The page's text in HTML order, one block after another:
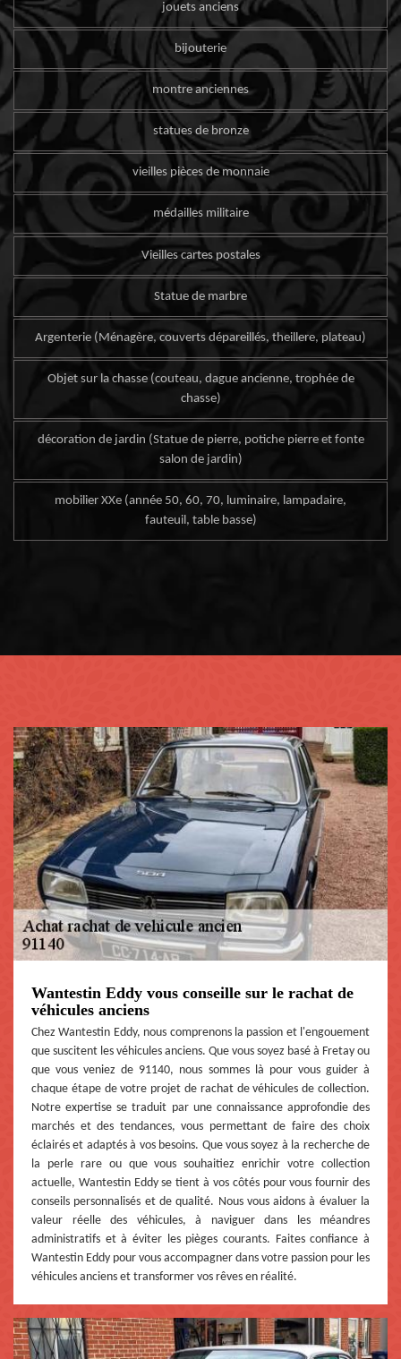
jouets anciens
bijouterie
montre anciennes
statues de bronze
vieilles pièces de monnaie
médailles militaire
Vieilles cartes postales
Statue de marbre
Argenterie (Ménagère, couverts dépareillés, theillere, plateau)
Objet sur la chasse (couteau, dague ancienne, trophée de
chasse)
décoration de jardin (Statue de pierre, potiche pierre et fonte
salon de jardin)
mobilier XXe (année 50, 60, 70, luminaire, lampadaire,
fauteuil, table basse)
Wantestin Eddy vous conseille sur le rachat de
véhicules anciens
Chez Wantestin Eddy, nous comprenons la passion et l'engouement
que suscitent les véhicules anciens. Que vous soyez basé à Fretay ou
que vous veniez de 91140, nous sommes là pour vous guider à
chaque étape de votre projet de rachat de véhicules de collection.
Notre expertise se traduit par une connaissance approfondie des
marchés et des tendances, vous permettant de faire des choix
éclairés et adaptés à vos besoins. Que vous soyez à la recherche de
la perle rare ou que vous souhaitiez enrichir votre collection
actuelle, Wantestin Eddy se tient à vos côtés pour vous fournir des
conseils personnalisés et de qualité. Nous vous aidons à évaluer la
valeur réelle des véhicules, à naviguer dans les méandres
administratifs et à éviter les pièges courants. Faites confiance à
Wantestin Eddy pour vous accompagner dans votre passion pour les
véhicules anciens et transformer vos rêves en réalité.